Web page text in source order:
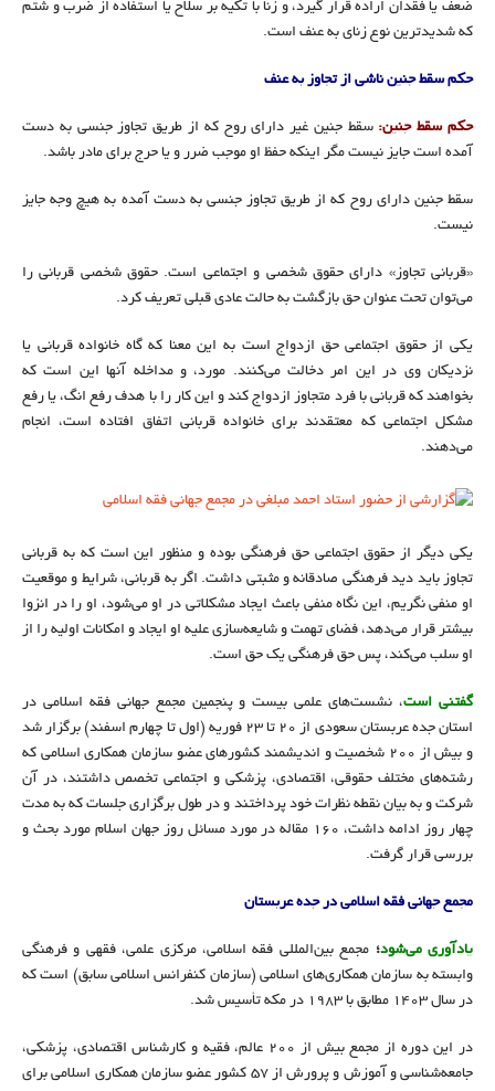
ضعف یا فقدان اراده قرار گیرد، و زنا با تکیه بر سلاح یا استفاده از ضرب و شتم
که شدیدترین نوع زنای به عنف است.
حکم سقط جنین ناشی از تجاوز به عنف
حکم سقط جنین: سقط جنین غیر دارای روح که از طریق تجاوز جنسی به دست
آمده است جایز نیست مگر اینکه حفظ او موجب ضرر و یا حرج برای مادر باشد.
سقط جنین دارای روح که از طریق تجاوز جنسی به دست آمده به هیچ وجه جایز
نیست.
«قربانی تجاوز» دارای حقوق شخصی و اجتماعی است. حقوق شخصی قربانی را
می‌توان تحت عنوان حق بازگشت به حالت عادی قبلی تعریف کرد.
یکی از حقوق اجتماعی حق ازدواج است به این معنا که گاه خانواده قربانی یا
نزدیکان وی در این امر دخالت می‌کنند. مورد، و مداخله آنها این است که
بخواهند که قربانی با فرد متجاوز ازدواج کند و این کار را با هدف رفع انگ، یا رفع
مشکل اجتماعی که معتقدند برای خانواده قربانی اتفاق افتاده است، انجام
می‌دهند.
یکی دیگر از حقوق اجتماعی حق فرهنگی بوده و منظور این است که به قربانی
تجاوز باید دید فرهنگی صادقانه و مثبتی داشت. اگر به قربانی، شرایط و موقعیت
او منفی نگریم، این نگاه منفی باعث ایجاد مشکلاتی در او می‌شود، او را در انزوا
بیشتر قرار می‌دهد، فضای تهمت و شایعه‌سازی علیه او ایجاد و امکانات اولیه را از
او سلب می‌کند، پس حق فرهنگی یک حق است.
گفتنی است، نشست‌های علمی بیست و پنجمین مجمع جهانی فقه اسلامی در
استان جده عربستان سعودی از ۲۰ تا ۲۳ فوریه (اول تا چهارم اسفند) برگزار شد
و بیش از ۲۰۰ شخصیت و اندیشمند کشورهای عضو سازمان همکاری اسلامی که
رشته‌های مختلف حقوقی، اقتصادی، پزشکی و اجتماعی تخصص داشتند، در آن
شرکت و به بیان نقطه نظرات خود پرداختند و در طول برگزاری جلسات که به مدت
چهار روز ادامه داشت، ۱۶۰ مقاله در مورد مسائل روز جهان اسلام مورد بحث و
بررسی قرار گرفت.
مجمع جهانی فقه اسلامی در جده عربستان
یادآوری می‌‌شود؛ مجمع بین‌المللی فقه اسلامی، مرکزی علمی، فقهی و فرهنگی
وابسته به سازمان همکاری‌های اسلامی (سازمان کنفرانس اسلامی سابق) است که
در سال ۱۴۰۳ مطابق با ۱۹۸۳ در مکه تأسیس شد.
در این دوره از مجمع بیش از ۲۰۰ عالم، فقیه و کارشناس اقتصادی، پزشکی،
جامعه‌شناسی و آموزش‌ و پرورش از ۵۷ کشور عضو سازمان همکاری اسلامی برای